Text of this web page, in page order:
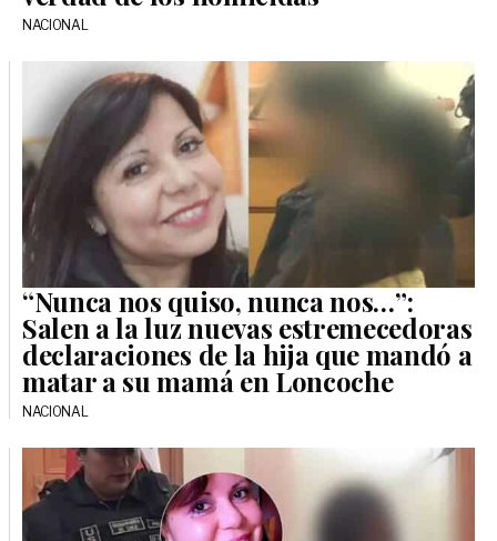
NACIONAL
“Nunca nos quiso, nunca nos…”:
Salen a la luz nuevas estremecedoras
declaraciones de la hija que mandó a
matar a su mamá en Loncoche
NACIONAL